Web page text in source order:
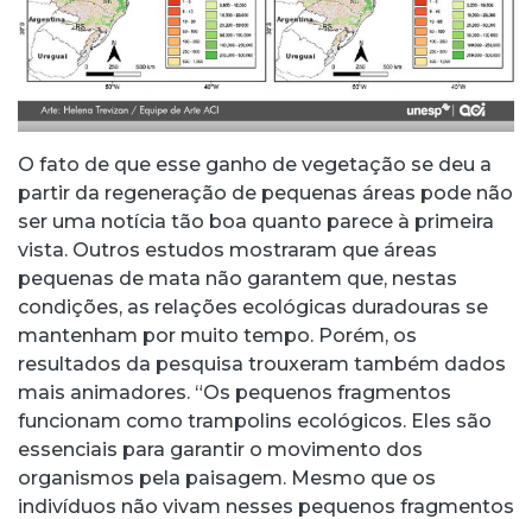
O fato de que esse ganho de vegetação se deu a
partir da regeneração de pequenas áreas pode não
ser uma notícia tão boa quanto parece à primeira
vista. Outros estudos mostraram que áreas
pequenas de mata não garantem que, nestas
condições, as relações ecológicas duradouras se
mantenham por muito tempo. Porém, os
resultados da pesquisa trouxeram também dados
mais animadores. “Os pequenos fragmentos
funcionam como trampolins ecológicos. Eles são
essenciais para garantir o movimento dos
organismos pela paisagem. Mesmo que os
indivíduos não vivam nesses pequenos fragmentos